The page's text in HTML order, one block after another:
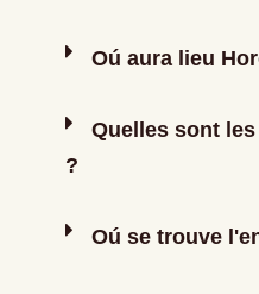
Oú aura lieu
Quelles sont
?
Oú se trouve